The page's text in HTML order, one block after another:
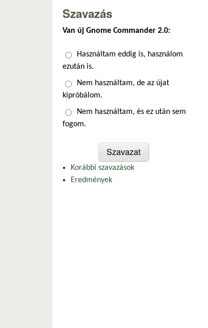
Szavazás
Van új Gnome Commander 2.0:
Választások
Használtam eddig is, használom
ezután is.
Nem használtam, de az újat
kipróbálom.
Nem használtam, és ez után sem
fogom.
Korábbi szavazások
Eredmények